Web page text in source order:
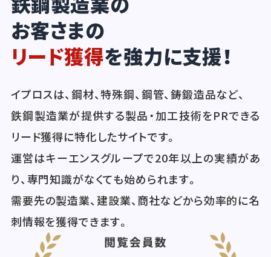
お客さまの
リード獲得を強力に支援！
イプロスは、鋼材、特殊鋼、鋼管、鋳鍛造品など、
鉄鋼製造業が提供する製品・加工技術をPRできる
リード獲得に特化したサイトです。
運営はキーエンスグループで20年以上の実績があ
り、専門知識がなくても始められます。
需要先の製造業、建設業、商社などから効率的に名
刺情報を獲得できます。